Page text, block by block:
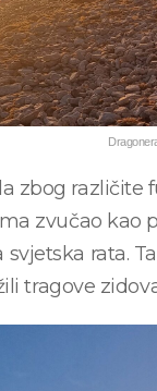
zbog različite
zvučao kao
rata.
tragove